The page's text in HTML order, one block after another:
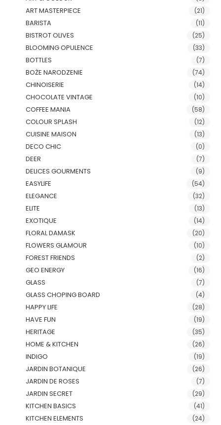
ART MASTERPIECE (21)
BARISTA (11)
BISTROT OLIVES (25)
BLOOMING OPULENCE (33)
BOTTLES (7)
BOŻE NARODZENIE (74)
CHINOISERIE (14)
CHOCOLATE VINTAGE (10)
COFFEE MANIA (58)
COLOUR SPLASH (12)
CUISINE MAISON (13)
DECO CHIC (0)
DEER (7)
DELICES GOURMENTS (9)
EASYLIFE (54)
ELEGANCE (32)
ELITE (13)
EXOTIQUE (14)
FLORAL DAMASK (20)
FLOWERS GLAMOUR (10)
FOREST FRIENDS (2)
GEO ENERGY (16)
GLASS (7)
GLASS CHOPING BOARD (4)
HAPPY LIFE (28)
HAVE FUN (19)
HERITAGE (35)
HOME & KITCHEN (26)
INDIGO (19)
JARDIN BOTANIQUE (26)
JARDIN DE ROSES (7)
JARDIN SECRET (29)
KITCHEN BASICS (41)
KITCHEN ELEMENTS (24)